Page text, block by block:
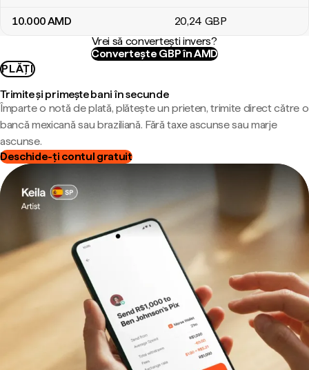
10.000AMD 20,24 GBP
Vrei să convertești invers?
Convertește GBP în AMD
PLĂȚI
Trimite și primește bani în secunde
Împarte o notă de plată, plătește un prieten, trimite direct către o
bancă mexicană sau braziliană. Fără taxe ascunse sau marje
ascunse.
Deschide-ți contul gratuit